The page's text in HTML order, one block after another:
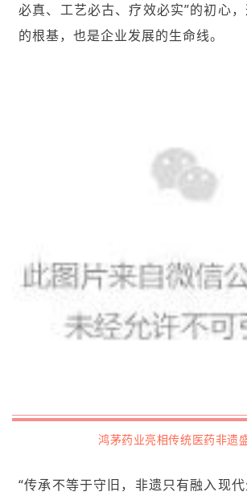
必真、工艺必古、疗效必实”的初心
的根基，也是企业发展的生命线。
鸿茅药业亮相传统医药非遗
“传承不等于守旧，非遗只有融入现